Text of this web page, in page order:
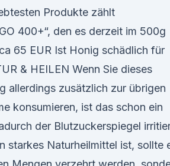
Produkte zählt
400+“, den es derzeit im 500g
65 EUR Ist Honig schädlich für
& HEILEN Wenn Sie dieses
allerdings zusätzlich zur übrigen
konsumieren, ist das schon ein
der Blutzuckerspiegel
starkes Naturheilmittel ist, sollte